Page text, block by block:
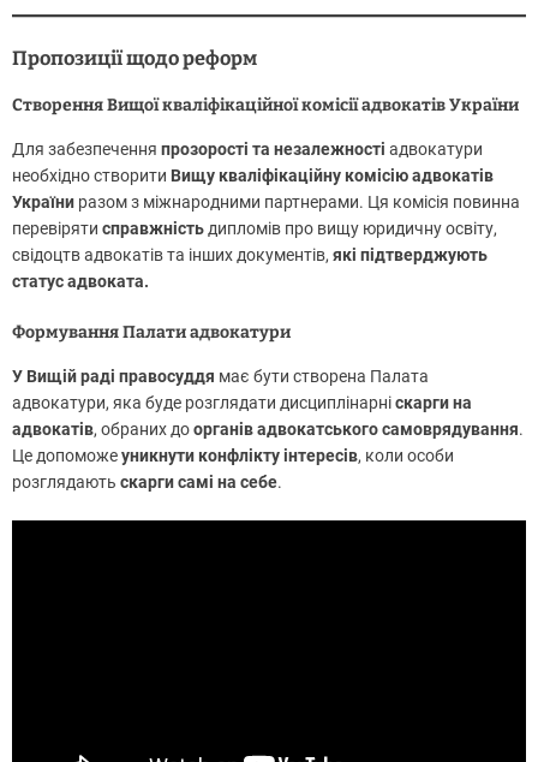
Пропозиції щодо реформ
Створення Вищої кваліфікаційної комісії адвокатів України
Для забезпечення прозорості та незалежності адвокатури
необхідно створити Вищу кваліфікаційну комісію адвокатів
України разом з міжнародними партнерами. Ця комісія повинна
перевіряти справжність дипломів про вищу юридичну освіту,
свідоцтв адвокатів та інших документів, які підтверджують
статус адвоката.
Формування Палати адвокатури
У Вищій раді правосуддя має бути створена Палата
адвокатури, яка буде розглядати дисциплінарніскарги на
адвокатів, обраних доорганів адвокатського самоврядування.
Це допоможеуникнути конфлікту інтересів, коли особи
розглядають скарги самі на себе.